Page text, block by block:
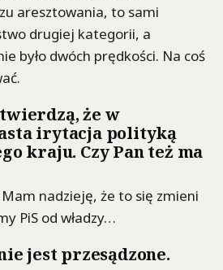
aresztowania, to sami
drugiej kategorii, a
było dwóch prędkości. Na coś
że w
irytacja polityką
kraju. Czy Pan też ma
Mam nadzieję, że to się zmieni
PiS od władzy…
jest przesądzone.